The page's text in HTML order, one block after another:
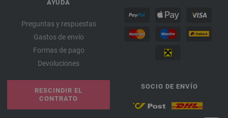
AYUDA
Preguntas y respuestas
Gastos de envío
Formas de pago
Devoluciones
RESCINDIR EL
CONTRATO
SOCIO DE ENVÍO